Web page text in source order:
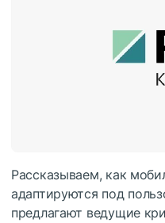
Рассказываем, как
адаптируются под
предлагают ведущие